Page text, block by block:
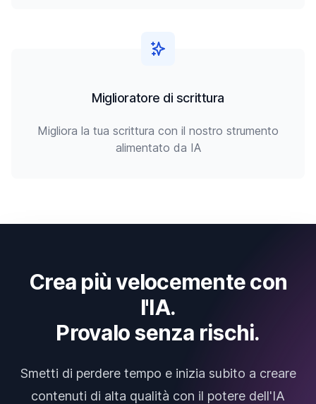
Miglioratore di scrittura
Migliora la tua scrittura con il nostro strumento
alimentato da IA
Crea più velocemente con
l'IA.
Provalo senza rischi.
Smetti di perdere tempo e inizia subito a creare
contenuti di alta qualità con il potere dell'IA